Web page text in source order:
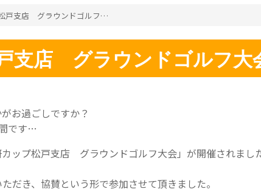
第一回 創研カップ松戸支店 グラウンドゴルフ大会開催しました!!
支店 グラウンドゴルフ大
お過ごしですか？
です…
ップ松戸支店 グラウンドゴルフ大会」が開催されま
だき、協賛という形で参加させて頂きました。